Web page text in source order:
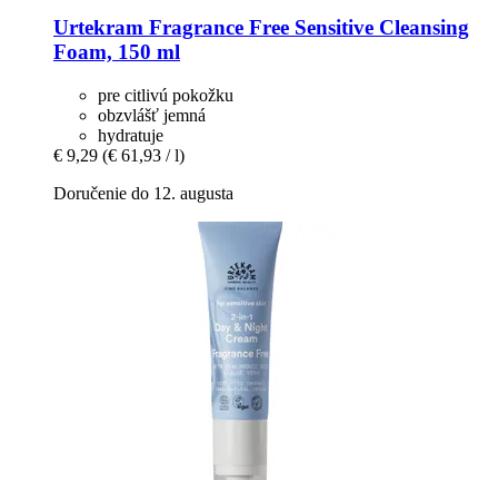
Urtekram Fragrance Free Sensitive Cleansing
Foam, 150 ml
pre citlivú pokožku
obzvlášť jemná
hydratuje
€ 9,29 (€ 61,93 / l)
Doručenie do 12. augusta